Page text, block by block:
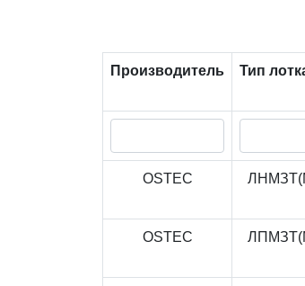
Производитель
Тип
OSTEC
OSTEC